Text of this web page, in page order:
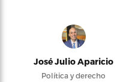
José Julio Aparicio
Política y derecho